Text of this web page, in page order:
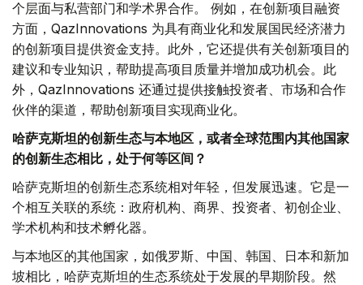
个层面与私营部门和学术界合作。 例如，在创新项目融资
方面，QazInnovations 为具有商业化和发展国民经济潜力
的创新项目提供资金支持。此外，它还提供有关创新项目的
建议和专业知识，帮助提高项目质量并增加成功机会。此
外，QazInnovations 还通过提供接触投资者、市场和合作
伙伴的渠道，帮助创新项目实现商业化。
哈萨克斯坦的创新生态与本地区，或者全球范围内其他国家
的创新生态相比，处于何等区间？
哈萨克斯坦的创新生态系统相对年轻，但发展迅速。它是一
个相互关联的系统：政府机构、商界、投资者、初创企业、
学术机构和技术孵化器。
与本地区的其他国家，如俄罗斯、中国、韩国、日本和新加
坡相比，哈萨克斯坦的生态系统处于发展的早期阶段。然